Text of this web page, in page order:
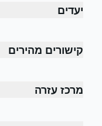
יעדים
קישורים מהירים
מרכז עזרה